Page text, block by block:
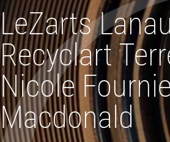
LeZarts
Recyclart
Nicole
Macdonald